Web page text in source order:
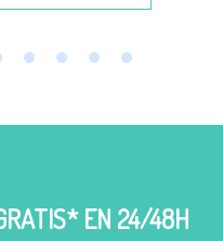
EN 24/48H